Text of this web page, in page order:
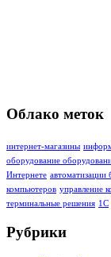
Облако меток
интернет-магазины
оборудование
Интернете автоматизации
компьютеров управление
терминальные решения 1C
Рубрики